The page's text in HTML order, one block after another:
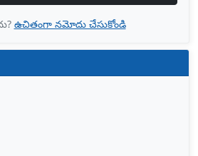
ఉచితంగా నమోదు చేసుకోండి